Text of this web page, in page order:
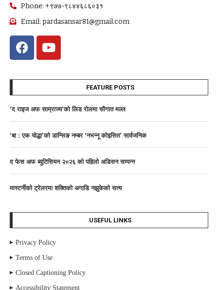
Phone: +९७७-९८४४६८६०३१
Email: pardasansar81@gmail.com
FEATURE POSTS
‘द राइज अफ साम्राज्य’काे लिड राेलमा सौगात मल्ल
‘बा : एक योद्धा’को डान्सिङ नम्बर ‘नभन्नू कोइसित’ सार्वजनिक
द फेस अफ ब्युटिसियन २०२६ काे पहिलाे अडिसन सम्पन्न
मास्टर्नीकाे ट्रेलरमा शक्तिकाे अगाडि नझुकेकाे सत्य
USEFUL LINKS
Privacy Policy
Terms of Use
Closed Captioning Policy
Accessibility Statement